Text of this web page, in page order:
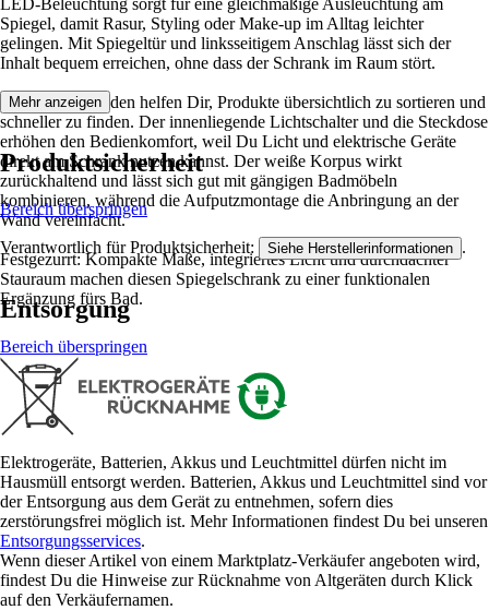
LED-Beleuchtung sorgt für eine gleichmäßige Ausleuchtung am
Spiegel, damit Rasur, Styling oder Make-up im Alltag leichter
gelingen. Mit Spiegeltür und linksseitigem Anschlag lässt sich der
Inhalt bequem erreichen, ohne dass der Schrank im Raum stört.
Zwei Einlegeböden helfen Dir, Produkte übersichtlich zu sortieren und
schneller zu finden. Der innenliegende Lichtschalter und die Steckdose
erhöhen den Bedienkomfort, weil Du Licht und elektrische Geräte
direkt am Schrank nutzen kannst. Der weiße Korpus wirkt
zurückhaltend und lässt sich gut mit gängigen Badmöbeln
kombinieren, während die Aufputzmontage die Anbringung an der
Wand vereinfacht.
Festgezurrt: Kompakte Maße, integriertes Licht und durchdachter
Stauraum machen diesen Spiegelschrank zu einer funktionalen
Ergänzung fürs Bad.
Mehr anzeigen
Produktsicherheit
Bereich überspringen
Verantwortlich für Produktsicherheit: Siehe Herstellerinformationen .
Entsorgung
Bereich überspringen
Elektrogeräte, Batterien, Akkus und Leuchtmittel dürfen nicht im
Hausmüll entsorgt werden. Batterien, Akkus und Leuchtmittel sind vor
der Entsorgung aus dem Gerät zu entnehmen, sofern dies
zerstörungsfrei möglich ist. Mehr Informationen findest Du bei unseren
Entsorgungsservices.
Wenn dieser Artikel von einem Marktplatz-Verkäufer angeboten wird,
findest Du die Hinweise zur Rücknahme von Altgeräten durch Klick
auf den Verkäufernamen.